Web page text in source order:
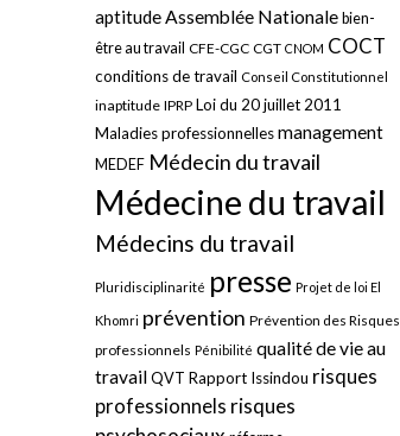
aptitudeAssemblée Nationale bien-
être au travail CFE-CGC CGT CNOM COCT
conditions de travail Conseil Constitutionnel
inaptitude IPRP Loi du 20 juillet 2011
Maladies professionnellesmanagement
MEDEF Médecin du travail
Médecine du travail
Médecins du travail
Pluridisciplinarité presse Projet de loi El
Khomri prévention Prévention des Risques
professionnels Pénibilité qualité de vie au
travailQVT Rapport Issindou risques
professionnels risques